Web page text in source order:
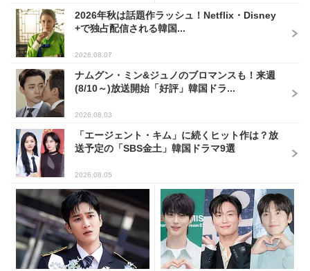
2026年秋は話題作ラッシュ！Netflix・Disney
+で独占配信される韓国...
2026.08.07
ナムグン・ミン&ジュノのブロマンスも！来週
(8/10～)放送開始「好評」韓国ドラ...
2026.08.03
「エージェント・キム」に続くヒット作は？放
送予定の「SBS金土」韓国ドラマ9選
2026.08.05